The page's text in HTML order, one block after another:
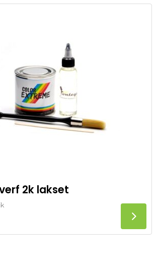
2k lakset